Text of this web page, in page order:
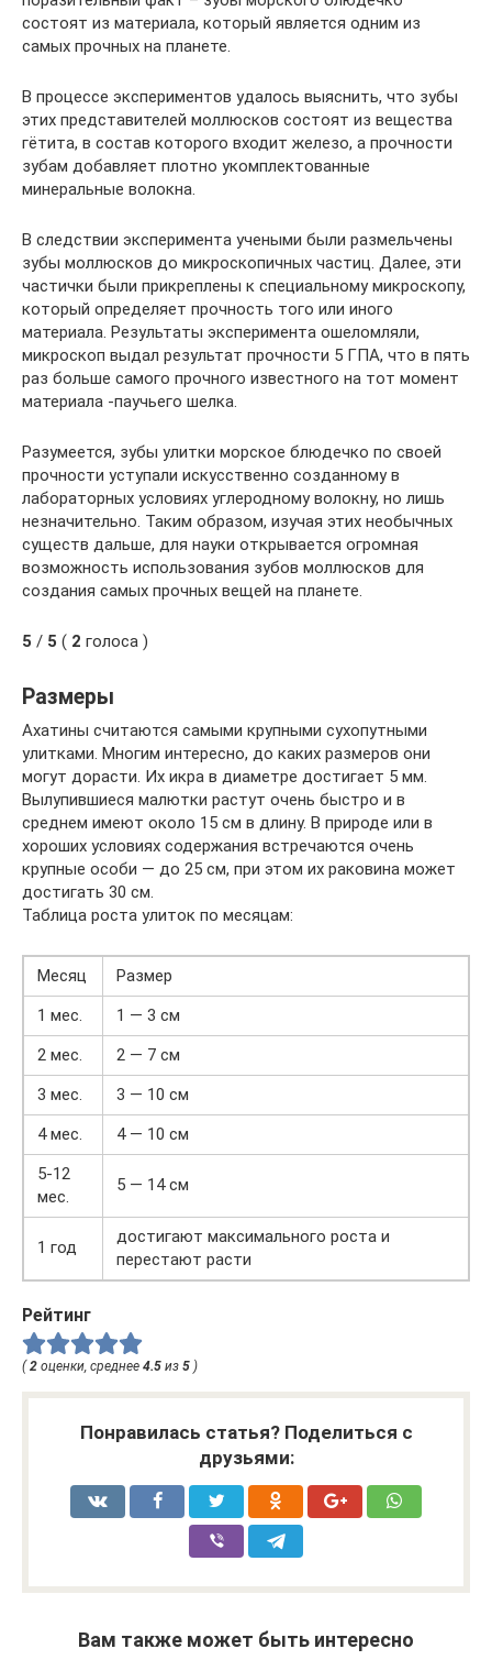
состоят из материала, который является одним из
самых прочных на планете.
В процессе экспериментов удалось выяснить, что зубы
этих представителей моллюсков состоят из вещества
гётита, в состав которого входит железо, а прочности
зубам добавляет плотно укомплектованные
минеральные волокна.
В следствии эксперимента учеными были размельчены
зубы моллюсков до микроскопичных частиц. Далее, эти
частички были прикреплены к специальному микроскопу,
который определяет прочность того или иного
материала. Результаты эксперимента ошеломляли,
микроскоп выдал результат прочности 5 ГПА, что в пять
раз больше самого прочного известного на тот момент
материала -паучьего шелка.
Разумеется, зубы улитки морское блюдечко по своей
прочности уступали искусственно созданному в
лабораторных условиях углеродному волокну, но лишь
незначительно. Таким образом, изучая этих необычных
существ дальше, для науки открывается огромная
возможность использования зубов моллюсков для
создания самых прочных вещей на планете.
5 / 5 ( 2 голоса )
Размеры
Ахатины считаются самыми крупными сухопутными
улитками. Многим интересно, до каких размеров они
могут дорасти. Их икра в диаметре достигает 5 мм.
Вылупившиеся малютки растут очень быстро и в
среднем имеют около 15 см в длину. В природе или в
хороших условиях содержания встречаются очень
крупные особи — до 25 см, при этом их раковина может
достигать 30 см.
Таблица роста улиток по месяцам:
Месяц
Размер
1 мес.
1 — 3 см
2 мес.
2 — 7 см
3 мес.
3 — 10 см
4 мес.
4 — 10 см
5-12
мес.
5 — 14 см
1 год
достигают максимального роста и
перестают расти
Рейтинг
( 2 оценки, среднее 4.5 из 5 )
Понравилась статья? Поделиться с
друзьями:
Вам также может быть интересно